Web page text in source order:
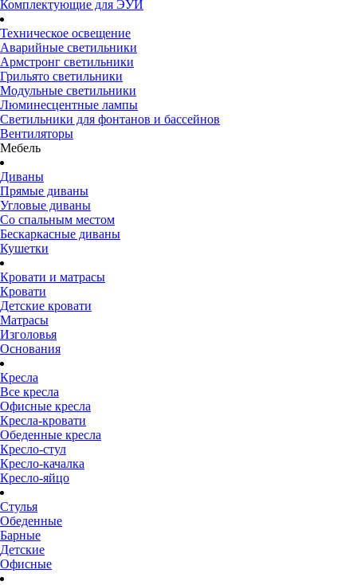
Комплектующие для ЭУИ
Техническое освещение
Аварийные светильники
Армстронг светильники
Грильято светильники
Модульные светильники
Люминесцентные лампы
Светильники для фонтанов и бассейнов
Вентиляторы
Мебель
Диваны
Прямые диваны
Угловые диваны
Со спальным местом
Бескаркасные диваны
Кушетки
Кровати и матрасы
Кровати
Детские кровати
Матрасы
Изголовья
Основания
Кресла
Все кресла
Офисные кресла
Кресла-кровати
Обеденные кресла
Кресло-стул
Кресло-качалка
Кресло-яйцо
Стулья
Обеденные
Барные
Детские
Офисные